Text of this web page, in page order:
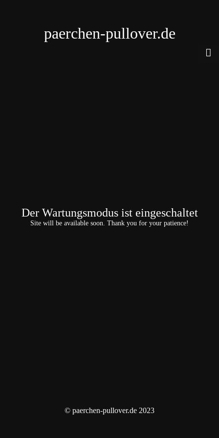
paerchen-pullover.de
Der Wartungsmodus ist eingeschaltet
Site will be available soon. Thank you for your patience!
© paerchen-pullover.de 2023